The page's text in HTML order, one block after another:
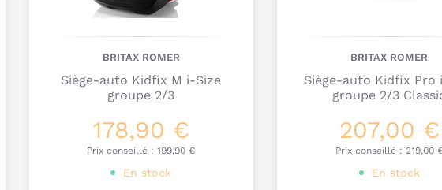
BRITAX ROMER
Siège-auto Kidfix M i-Size
groupe 2/3
178,90 €
Prix conseillé :199,90 €
En stock
BRITAX ROMER
Siège-auto Kidfix Pro
groupe 2/3
207,00 €
Prix conseillé : 219,00
En stock